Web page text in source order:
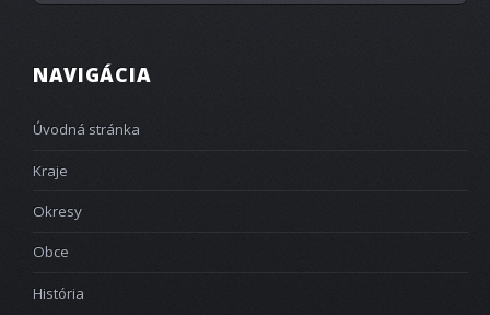
NAVIGÁCIA
Úvodná stránka
Kraje
Okresy
Obce
História